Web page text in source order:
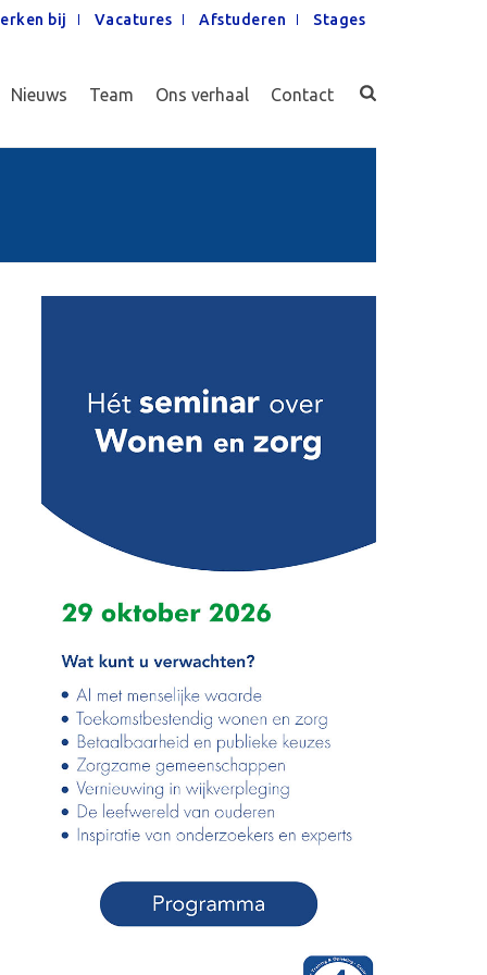
bij Vacatures Afstuderen Stages
Nieuws Team Ons verhaal Contact